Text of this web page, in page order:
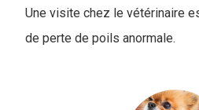
Une visite chez le vétérinaire
de perte de poils anormale.